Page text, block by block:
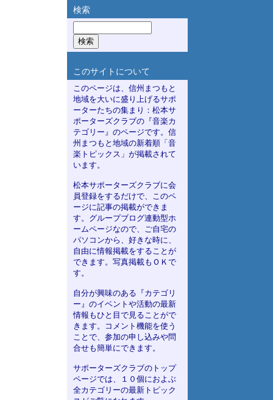
検索
このサイトについて
このページは、信州まつもと
地域を大いに盛り上げるサポ
ーターたちの集まり：松本サ
ポーターズクラブの『音楽カ
テゴリー』のページです。信
州まつもと地域の新着順「音
楽トピックス」が掲載されて
います。
松本サポーターズクラブに会
員登録をするだけで、このペ
ージに記事の掲載ができま
す。グループブログ連動型ホ
ームページなので、ご自宅の
パソコンから、好きな時に、
自由に情報掲載をすることが
できます。写真掲載もＯＫで
す。
自分が興味のある『カテゴリ
ー』のイベントや活動の最新
情報もひと目で見ることがで
きます。コメント機能を使う
ことで、参加の申し込みや問
合せも簡単にできます。
サポーターズクラブのトップ
ページでは、１０個におよぶ
全カテゴリーの最新トピック